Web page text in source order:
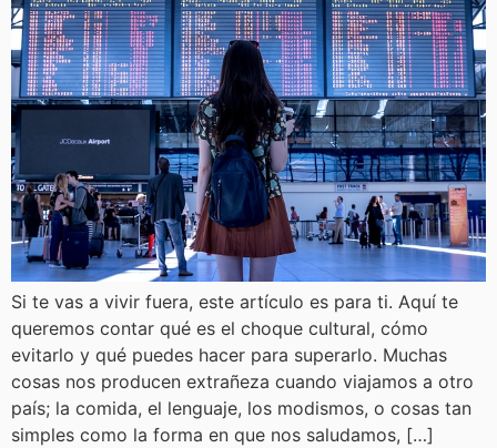
Si te vas a vivir fuera, este artículo es para ti. Aquí te
queremos contar qué es el choque cultural, cómo
evitarlo y qué puedes hacer para superarlo. Muchas
cosas nos producen extrañeza cuando viajamos a otro
país; la comida, el lenguaje, los modismos, o cosas tan
simples como la forma en que nos saludamos, […]